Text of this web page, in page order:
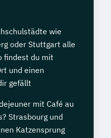
wie
oder Stuttgart alle
findest du mit
und einen
gefällt
mit Café au
Strasbourg und
Katzensprung